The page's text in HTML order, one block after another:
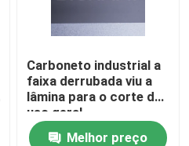
Carboneto industrial a
faixa derrubada viu a
lâmina para o corte de
uso geral
Melhor preço